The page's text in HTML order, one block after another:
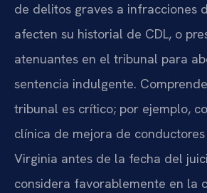
de delitos graves a infracciones
afecten su historial de CDL, o
atenuantes en el tribunal para
sentencia indulgente.
tribunal es crítico; por ejemplo,
clínica de mejora de
Virginia antes de la fecha del
considera favorablemente en la